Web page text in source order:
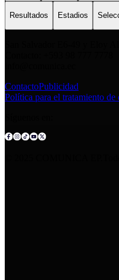
Resultados Estadios
ContactoPublicidad
Política para el tratamiento de